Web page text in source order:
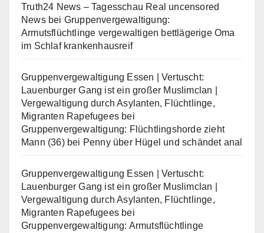
Truth24 News – Tagesschau Real uncensored
Newsbei Gruppenvergewaltigung:
Armutsflüchtlinge vergewaltigen bettlägerige Oma
im Schlaf krankenhausreif
Gruppenvergewaltigung Essen | Vertuscht:
Lauenburger Gang ist ein großer Muslimclan |
Vergewaltigung durch Asylanten, Flüchtlinge,
Migranten Rapefugees bei
Gruppenvergewaltigung: Flüchtlingshorde zieht
Mann (36) bei Penny über Hügel und schändet anal
Gruppenvergewaltigung Essen | Vertuscht:
Lauenburger Gang ist ein großer Muslimclan |
Vergewaltigung durch Asylanten, Flüchtlinge,
Migranten Rapefugees bei
Gruppenvergewaltigung: Armutsflüchtlinge